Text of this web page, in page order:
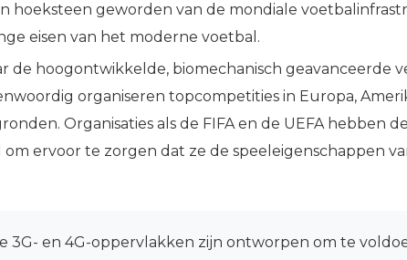
hoeksteen geworden van de mondiale
eisen van het moderne voetbal.
hoogontwikkelde, biomechanisch geavanceerde
organiseren topcompetities in Europa,
Organisaties als de FIFA en de UEFA hebben
ervoor te zorgen dat ze de speeleigenschappen
en 4G-oppervlakken zijn ontworpen om te